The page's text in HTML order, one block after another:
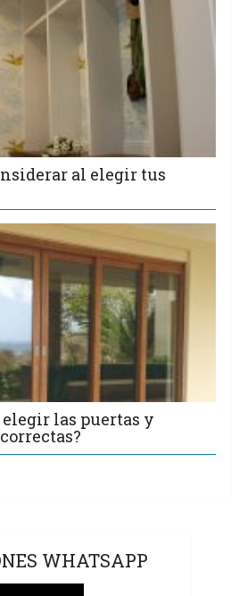
al elegir tus
elegir las puertas y
WHATSAPP